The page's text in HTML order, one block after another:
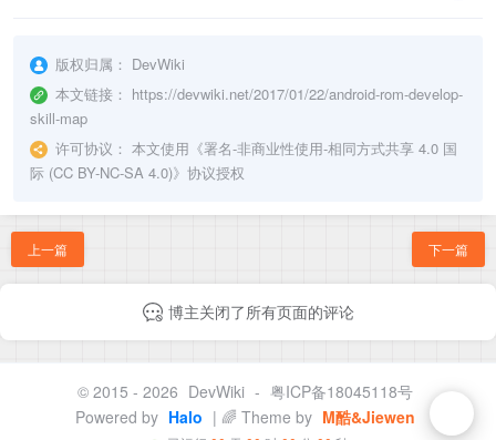
版权归属： DevWiki
本文链接： https://devwiki.net/2017/01/22/android-rom-develop-
skill-map
许可协议： 本文使用《署名-非商业性使用-相同方式共享 4.0 国
际 (CC BY-NC-SA 4.0)》协议授权
上一篇 下一篇
博主关闭了所有页面的评论
© 2015 - 2026 DevWiki - 粤ICP备18045118号
Powered by Halo | 🌈 Theme by M酷&Jiewen